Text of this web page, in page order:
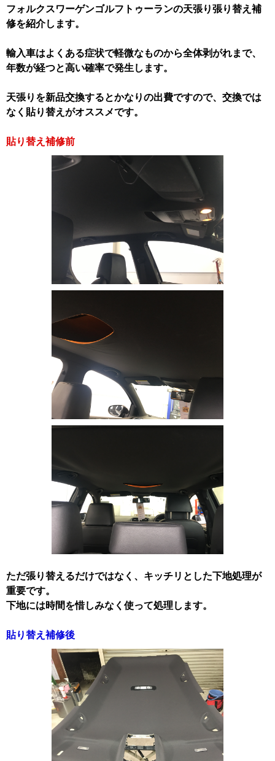
フォルクスワーゲンゴルフトゥーランの天張り張り替え補
修を紹介します。
輸入車はよくある症状で軽微なものから全体剥がれまで、
年数が経つと高い確率で発生します。
天張りを新品交換するとかなりの出費ですので、交換では
なく貼り替えがオススメです。
貼り替え補修前
ただ張り替えるだけではなく、キッチリとした下地処理が
重要です。
下地には時間を惜しみなく使って処理します。
貼り替え補修後